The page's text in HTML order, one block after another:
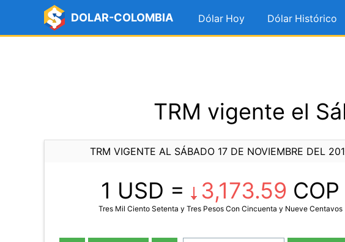
DOLAR-COLOMBIA Dólar Hoy Dólar Histórico
TRM vigente el
TRM VIGENTE AL SÁBADO 17 DE NOVIEMBRE DEL
1 USD = 3,173.59 COP
Tres Mil Ciento Setenta y Tres Pesos Con Cincuenta y Nueve Centavos